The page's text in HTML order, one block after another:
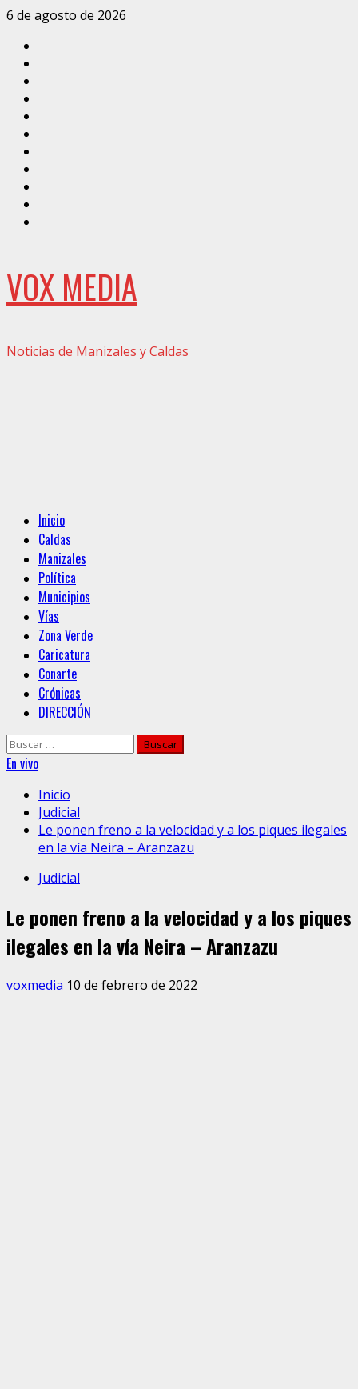
Saltar
contenido
6 de agosto de 2026
VOX MEDIA
Noticias de Manizales y Caldas
Menú
principal
Inicio
Caldas
Manizales
Política
Municipios
Vías
Zona Verde
Caricatura
Conarte
Crónicas
DIRECCIÓN
Buscar:
En vivo
Inicio
Judicial
Le ponen freno a la velocidad y a los piques ilegales
en la vía Neira – Aranzazu
Judicial
Le ponen freno a la velocidad y a los piques
ilegales en la vía Neira – Aranzazu
voxmedia 10 de febrero de 2022